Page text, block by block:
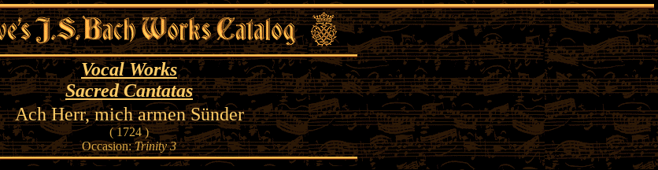
Vocal Works
Sacred Cantatas
Ach Herr, mich armen Sünder
( 1724 )
Occasion:Trinity 3